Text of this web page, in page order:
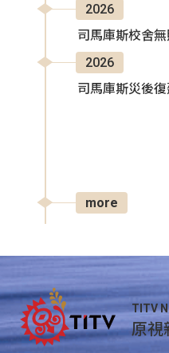
2026
司馬庫斯校舍
2026
司馬庫斯災後
more
TITV
原視